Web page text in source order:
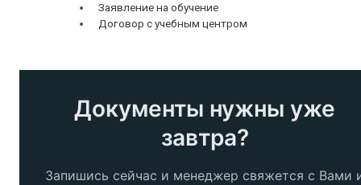
Заявление на обучение
Договор с учебным центром
Документы нужны уже
завтра?
Запишись сейчас и менеджер свяжется с Вами